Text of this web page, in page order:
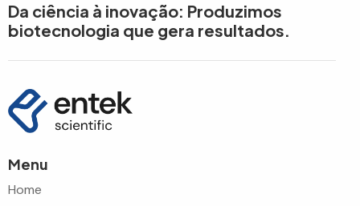
Da ciência à inovação: Produzimos
biotecnologia que gera resultados.
Menu
Home